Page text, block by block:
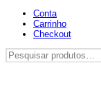
Conta
Carrinho
Checkout
Pesquisar
por: